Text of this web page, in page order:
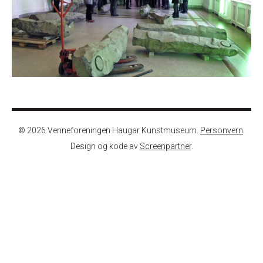
© 2026 Venneforeningen Haugar Kunstmuseum. Personvern
Design og kode av Screenpartner.